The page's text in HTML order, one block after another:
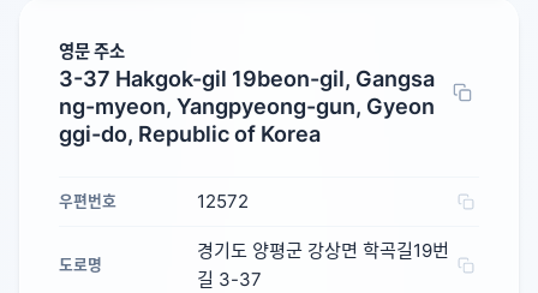
영문 주소
3-37 Hakgok-gil 19beon-gil, Gangsa
ng-myeon, Yangpyeong-gun, Gyeon
ggi-do, Republic of Korea
우편번호 12572
도로명
경기도 양평군 강상면 학곡길19번
길 3-37